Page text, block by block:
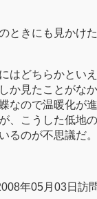
ときにも見かけた
はどちらかといえ
か見たことがなか
なので温暖化が進
、こうした低地の
るのが不思議だ。
年05月03日訪問